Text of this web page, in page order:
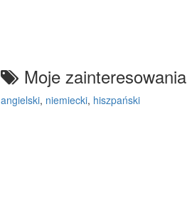
Moje zainteresowania
angielski, niemiecki, hiszpański